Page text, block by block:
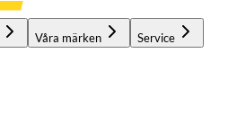
Våra märken Service